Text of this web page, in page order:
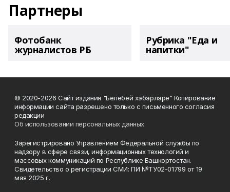
Партнеры
Фотобанк
журналистов РБ
Рубрика "Еда и
напитки"
© 2020-2026 Сайт издания "Белебей хэбэрлэре" Копирование
информации сайта разрешено только с письменного согласия
редакции
Об использовании персональных данных
Зарегистрировано Управлением Федеральной службы по
надзору в сфере связи, информационных технологий и
массовых коммуникаций по Республике Башкортостан.
Свидетельство о регистрации СМИ: ПИ №ТУ02-01799 от 19
мая 2025 г.